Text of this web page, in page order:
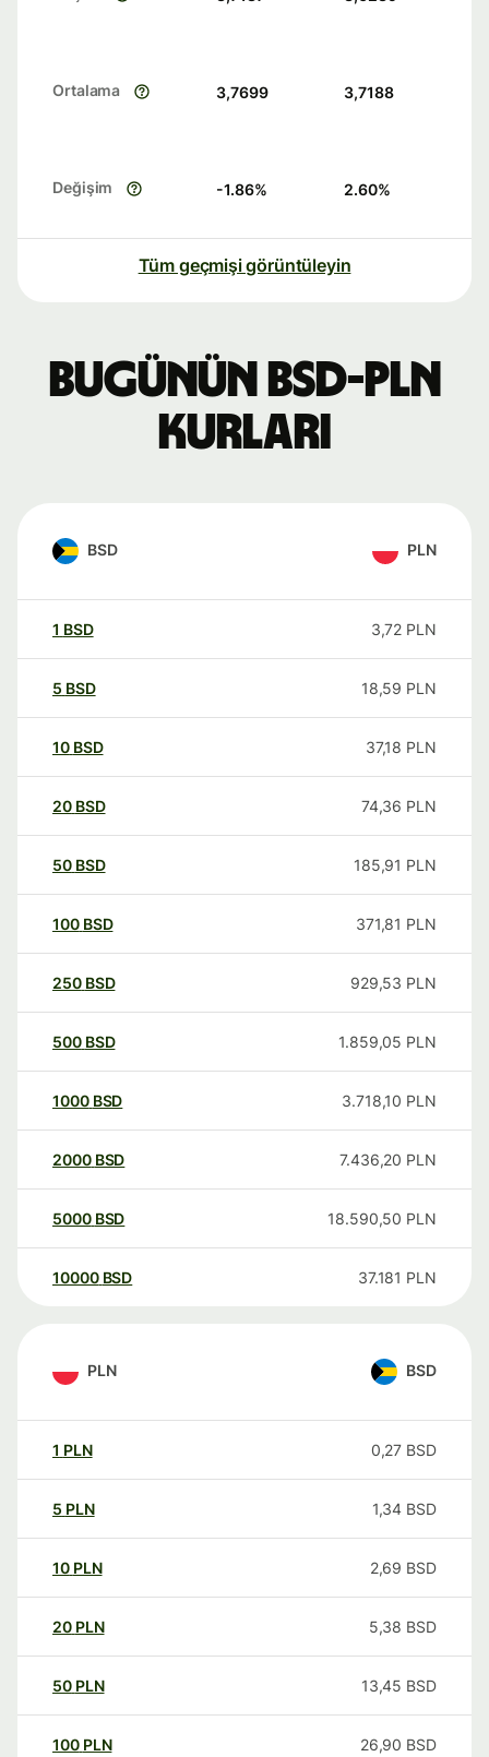
Ortalama 3,7699 3,7188
Değişim -1.86% 2.60%
Tüm geçmişi görüntüleyin
Bugünün BSD-PLN
kurları
BSD PLN
1 BSD 3,72 PLN
5 BSD 18,59 PLN
10 BSD 37,18 PLN
20 BSD 74,36 PLN
50 BSD 185,91 PLN
100 BSD 371,81 PLN
250 BSD 929,53 PLN
500 BSD 1.859,05 PLN
1000 BSD 3.718,10 PLN
2000 BSD 7.436,20 PLN
5000 BSD 18.590,50 PLN
10000 BSD 37.181 PLN
PLN BSD
1 PLN 0,27 BSD
5 PLN 1,34 BSD
10 PLN 2,69 BSD
20 PLN 5,38 BSD
50 PLN 13,45 BSD
100 PLN 26,90 BSD